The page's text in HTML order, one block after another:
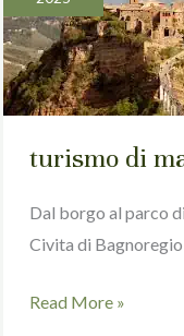
turismo di
Dal borgo al parco
Civita di
massa
Read More »